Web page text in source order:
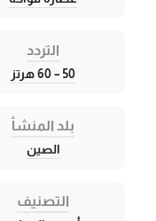
التردد
50 – 60 هرتز
بلد المنشأ
الصين
التصنيف